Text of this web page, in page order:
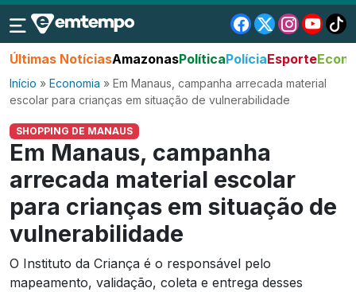
Últimas NotíciasAmazonasPolíticaPolíciaEsporte
Início » Economia » Em Manaus, campanha arrecada material
escolar para crianças em situação de vulnerabilidade
SHOPPING DE MANAUS
Em Manaus, campanha
arrecada material escolar
para crianças em situação de
vulnerabilidade
O Instituto da Criança é o responsável pelo
mapeamento, validação, coleta e entrega desses